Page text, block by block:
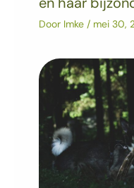
Door Imke / mei 30,